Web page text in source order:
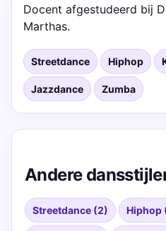
Docent afgestudeerd bij
Marthas.
Streetdance Hiphop
Jazzdance Zumba
Andere
Streetdance (2) Hiphop